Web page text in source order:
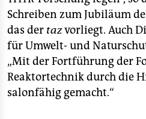
Schreiben zum Jubiläum
das der tazvorliegt. Auch
für Umwelt- und
„Mit der Fortführung der
Reaktortechnik durch die
salonfähig gemacht.“